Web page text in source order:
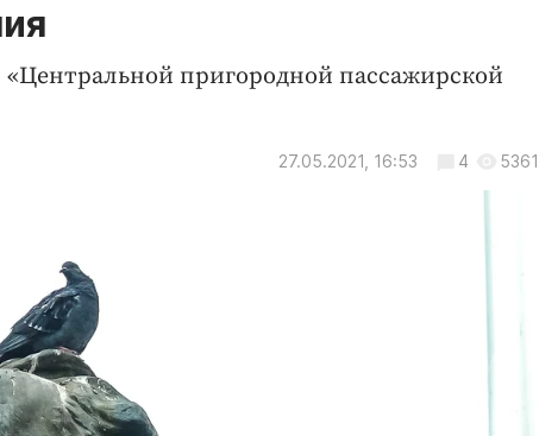
«Центральной пригородной пассажирской
27.05.2021, 16:53 4 5361